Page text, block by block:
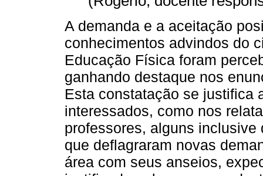
A demanda e a aceitação
conhecimentos advindos do
Educação Física foram
ganhando destaque nos
Esta constatação se justifica
interessados, como nos
professores, alguns
que deflagraram novas
área com seus anseios,